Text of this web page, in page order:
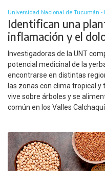
Universidad Nacional de Tucumán
Identifican una
inflamación y el
Investigadoras de la UNT
potencial medicinal de la
encontrarse en distintas
las zonas con clima tropical
vive sobre árboles y se
común en los Valles